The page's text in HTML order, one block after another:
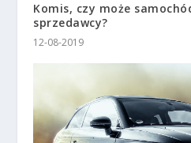
Komis, czy może
sprzedawcy?
12-08-2019